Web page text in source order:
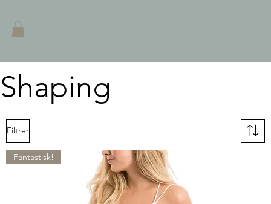
Shaping
Filtrer
Fantastisk!